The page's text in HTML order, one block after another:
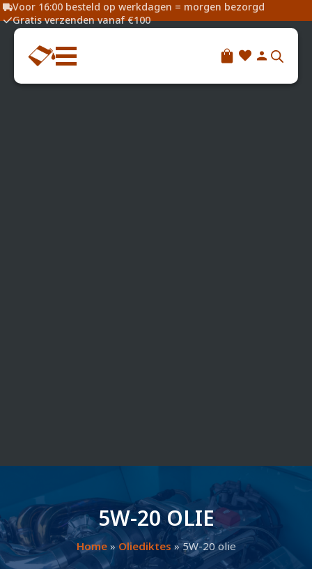
Voor 16:00 besteld op werkdagen = morgen bezorgd
Gratis verzenden vanaf €100
5W-20 OLIE
Home» Oliediktes »5W-20 olie